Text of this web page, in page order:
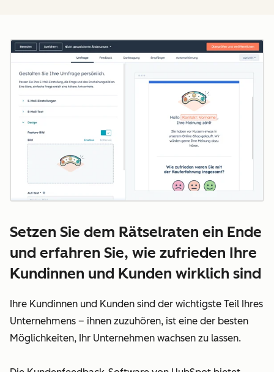
Setzen Sie dem Rätselraten ein Ende
und erfahren Sie, wie zufrieden Ihre
Kundinnen und Kunden wirklich sind
Ihre Kundinnen und Kunden sind der wichtigste Teil Ihres
Unternehmens – ihnen zuzuhören, ist eine der besten
Möglichkeiten, Ihr Unternehmen wachsen zu lassen.